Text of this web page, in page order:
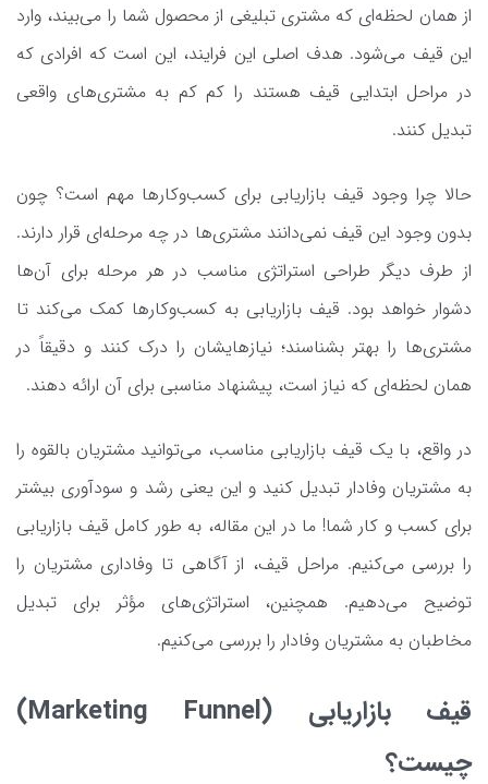
از همان لحظه‌ای که مشتری تبلیغی از محصول شما را می‌بیند، وارد
این قیف می‌شود. هدف اصلی این فرایند، این است که افرادی که
در مراحل ابتدایی قیف هستند را کم کم به مشتری‌های واقعی
تبدیل کنند.
حالا چرا وجود قیف بازاریابی برای کسب‌وکارها مهم است؟ چون
بدون وجود این قیف نمی‌دانند مشتری‌ها در چه مرحله‌ای قرار دارند.
از طرف دیگر طراحی استراتژی مناسب در هر مرحله برای آن‌ها
دشوار خواهد بود. قیف بازاریابی به کسب‌وکارها کمک می‌کند تا
مشتری‌ها را بهتر بشناسند؛ نیازهایشان را درک کنند و دقیقاً در
همان لحظه‌ای که نیاز است، پیشنهاد مناسبی برای آن ارائه دهند.
در واقع، با یک قیف بازاریابی مناسب، می‌توانید مشتریان بالقوه را
به مشتریان وفادار تبدیل کنید و این یعنی رشد و سودآوری بیشتر
برای کسب و کار شما! ما در این مقاله، به طور کامل قیف بازاریابی
را بررسی می‌کنیم. مراحل قیف، از آگاهی تا وفاداری مشتریان را
توضیح می‌دهیم. همچنین، استراتژی‌های مؤثر برای تبدیل
مخاطبان به مشتریان وفادار را بررسی می‌کنیم.
قیف بازاریابی (Marketing Funnel)
چیست؟